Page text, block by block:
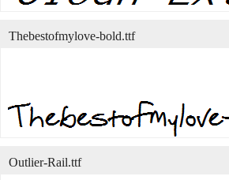
Thebestofmylove-bold.ttf
Outlier-Rail.ttf